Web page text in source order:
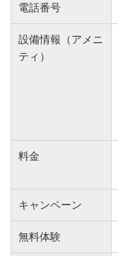
電話番号
設備情報（アメニ
ティ）
料金
キャンペーン
無料体験